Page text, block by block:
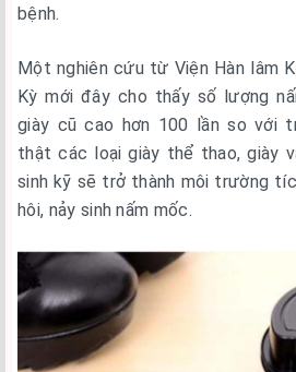
bệnh.
Một nghiên cứu từ Viện Hàn lâm
Kỳ mới đây cho thấy số lượng
giày cũ cao hơn 100 lần so với
thật các loại giày thể thao, giày
sinh kỹ sẽ trở thành môi trường
hôi, nảy sinh nấm mốc.